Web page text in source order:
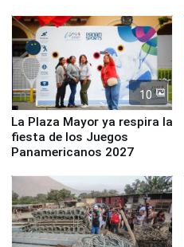
10
La Plaza Mayor ya respira la
fiesta de los Juegos
Panamericanos 2027